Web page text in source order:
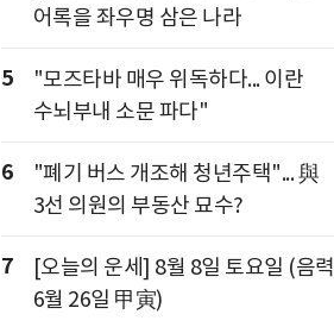
어록을 좌우명 삼은 나라
5
"모즈타바 매우 위독하다... 이란
수뇌부내 소문 파다"
6
"폐기 버스 개조해 청년주택"... 與
3선 의원의 부동산 묘수?
7
[오늘의 운세] 8월 8일 토요일 (음력
6월 26일 甲寅)